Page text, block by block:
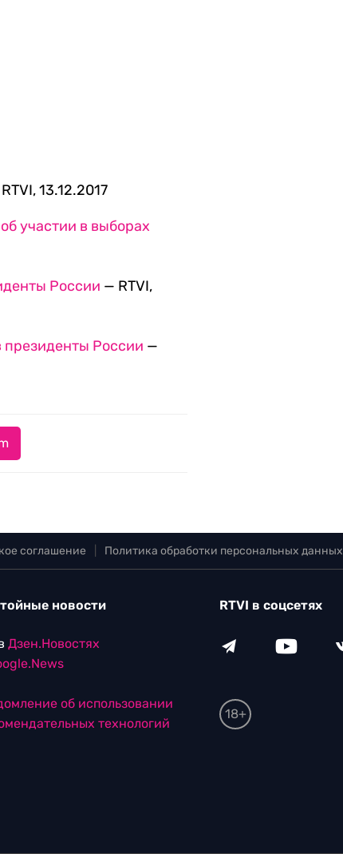
13.12.2017
участии в выборах
России — RTVI,
президенты России —
соглашение Политика обработки персональных данных
новости
Дзен.Новостях
об использовании
технологий
RTVI в соцсетях
18+